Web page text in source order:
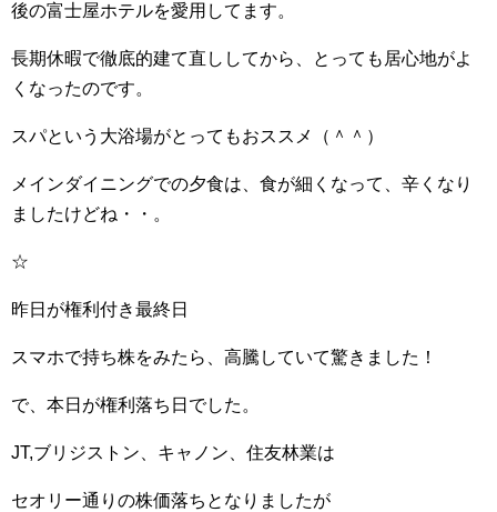
後の富士屋ホテルを愛用してます。
長期休暇で徹底的建て直ししてから、とっても居心地がよ
くなったのです。
スパという大浴場がとってもおススメ（＾＾）
メインダイニングでの夕食は、食が細くなって、辛くなり
ましたけどね・・。
☆
昨日が権利付き最終日
スマホで持ち株をみたら、高騰していて驚きました！
で、本日が権利落ち日でした。
JT,ブリジストン、キャノン、住友林業は
セオリー通りの株価落ちとなりましたが